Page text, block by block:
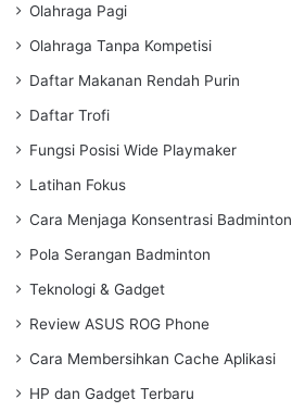
Olahraga Pagi
Olahraga Tanpa Kompetisi
Daftar Makanan Rendah Purin
Daftar Trofi
Fungsi Posisi Wide Playmaker
Latihan Fokus
Cara Menjaga Konsentrasi Badminton
Pola Serangan Badminton
Teknologi & Gadget
Review ASUS ROG Phone
Cara Membersihkan Cache Aplikasi
HP dan Gadget Terbaru